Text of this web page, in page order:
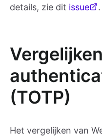
details, zie dit issue .
(TOTP)
Het vergelijken van